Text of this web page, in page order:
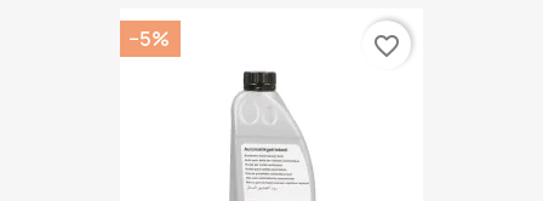
−5% favorite_border